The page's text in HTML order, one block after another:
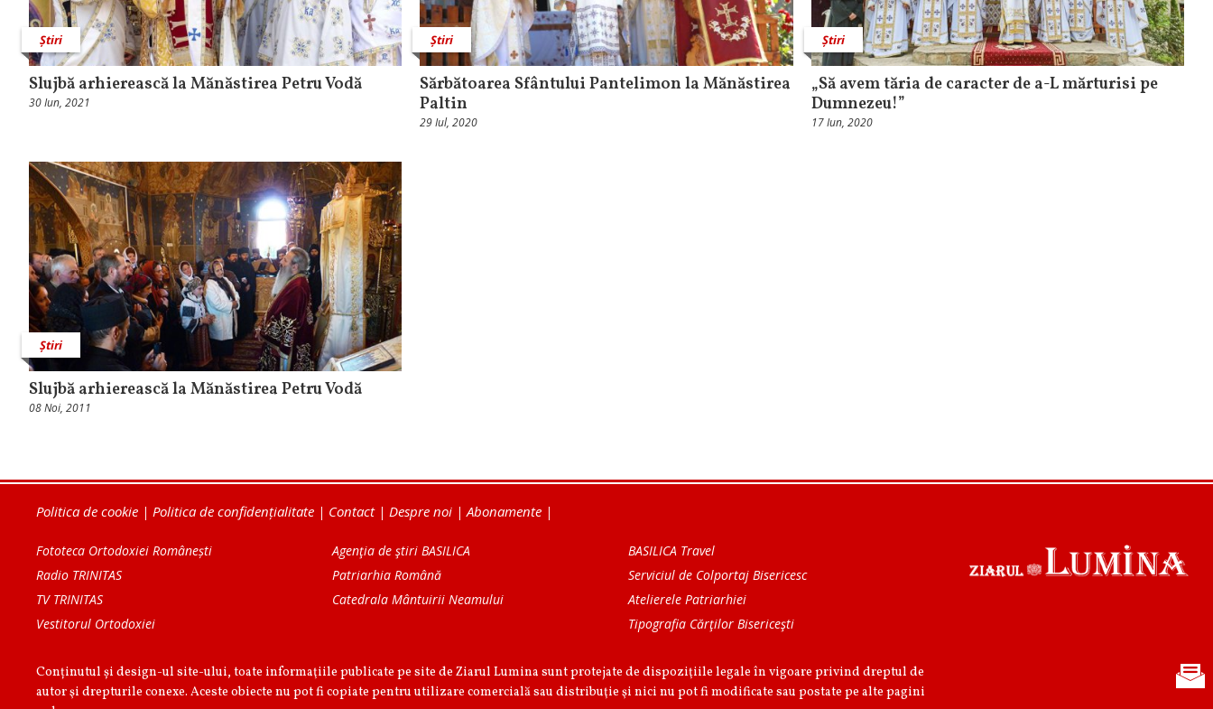
Știri
Slujbă arhierească la Mănăstirea Petru Vodă
30 Iun, 2021
Știri
Sărbătoarea Sfântului Pantelimon la Mănăstirea
Paltin
29 Iul, 2020
Știri
„Să avem tăria de caracter de a-L mărturisi pe
Dumnezeu!”
17 Iun, 2020
Știri
Slujbă arhierească la Mănăstirea Petru Vodă
08 Noi, 2011
Politica de cookie | Politica de confidențialitate | Contact| Despre noi |Abonamente |
Fototeca Ortodoxiei Românești
Radio TRINITAS
TV TRINITAS
Vestitorul Ortodoxiei
Agenţia de ştiri BASILICA
Patriarhia Română
Catedrala Mântuirii Neamului
BASILICA Travel
Serviciul de Colportaj Bisericesc
Atelierele Patriarhiei
Tipografia Cărţilor Bisericeşti
Conținutul și design-ul site-ului, toate informaţiile publicate pe site de Ziarul Lumina sunt protejate de dispoziţiile legale în vigoare privind dreptul de
autor şi drepturile conexe. Aceste obiecte nu pot fi copiate pentru utilizare comercială sau distribuţie şi nici nu pot fi modificate sau postate pe alte pagini